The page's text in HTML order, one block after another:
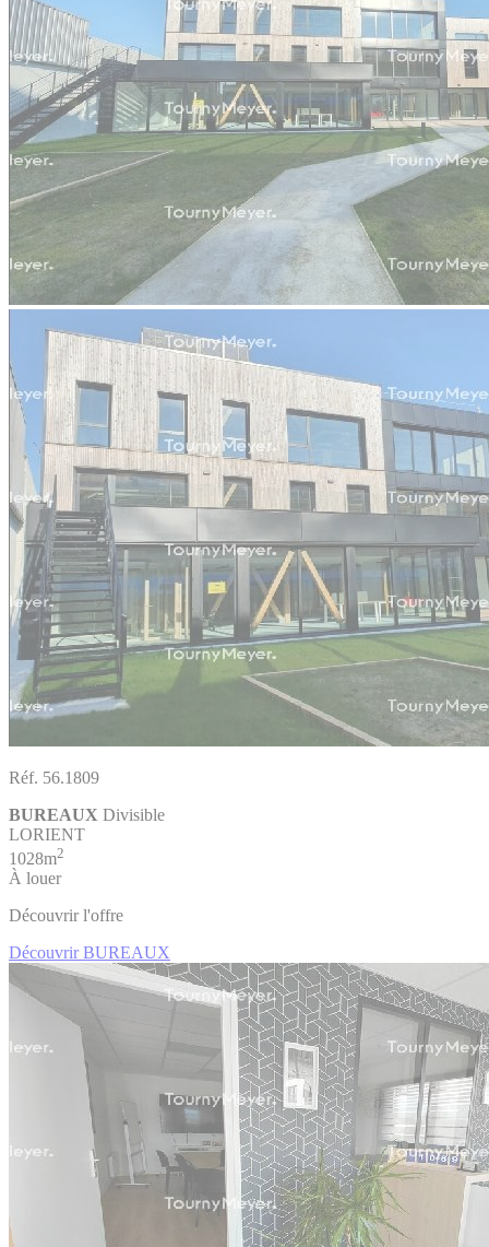
Réf. 56.1809
BUREAUX Divisible
LORIENT
1028m2
À louer
Découvrir l'offre
Découvrir BUREAUX